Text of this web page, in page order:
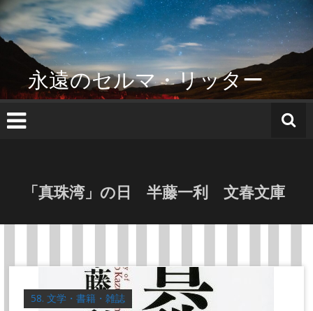
コ
ン
テ
へ
ス
キ
永遠のセルマ・リッター
「真珠湾」の日 半藤一利 文春文庫
58. 文学・書籍・雑誌